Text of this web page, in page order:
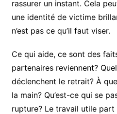
rassurer un instant. Cela
une identité de victime
n’est pas ce qu’il faut viser.
Ce qui aide, ce sont des
partenaires reviennent?
déclenchent le retrait? À
la main? Qu’est-ce qui se
rupture? Le travail utile